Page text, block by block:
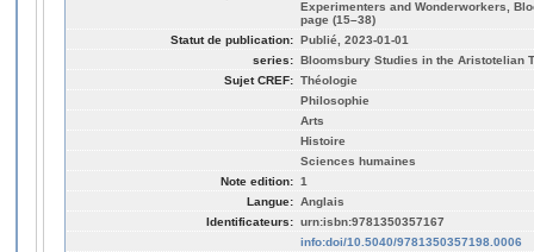
Experimenters and Wonderworkers,
page (15–38)
Statut de publication: Publié, 2023-01-01
series: Bloomsbury Studies in the Aristotelian
Sujet CREF: Théologie
Philosophie
Arts
Histoire
Sciences humaines
Note edition: 1
Langue: Anglais
Identificateurs: urn:isbn:9781350357167
info:doi/10.5040/9781350357198.0006